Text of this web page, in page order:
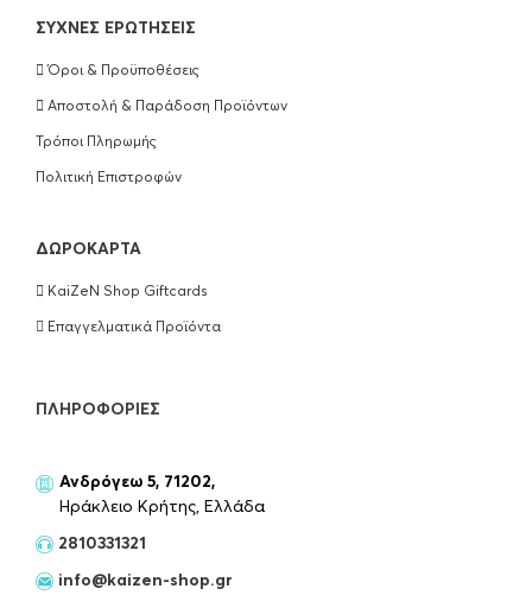
ΣΥΧΝΈΣ ΕΡΩΤΉΣΕΙΣ
Όροι & Προϋποθέσεις
Αποστολή & Παράδοση Προϊόντων
Τρόποι Πληρωμής
Πολιτική Επιστροφών
ΔΩΡΟΚΆΡΤΑ
KaiZeN Shop Giftcards
Επαγγελματικά Προϊόντα
ΠΛΗΡΟΦΟΡΊΕΣ
Ανδρόγεω 5, 71202,
Ηράκλειο Κρήτης, Ελλάδα
2810331321
info@kaizen-shop.gr